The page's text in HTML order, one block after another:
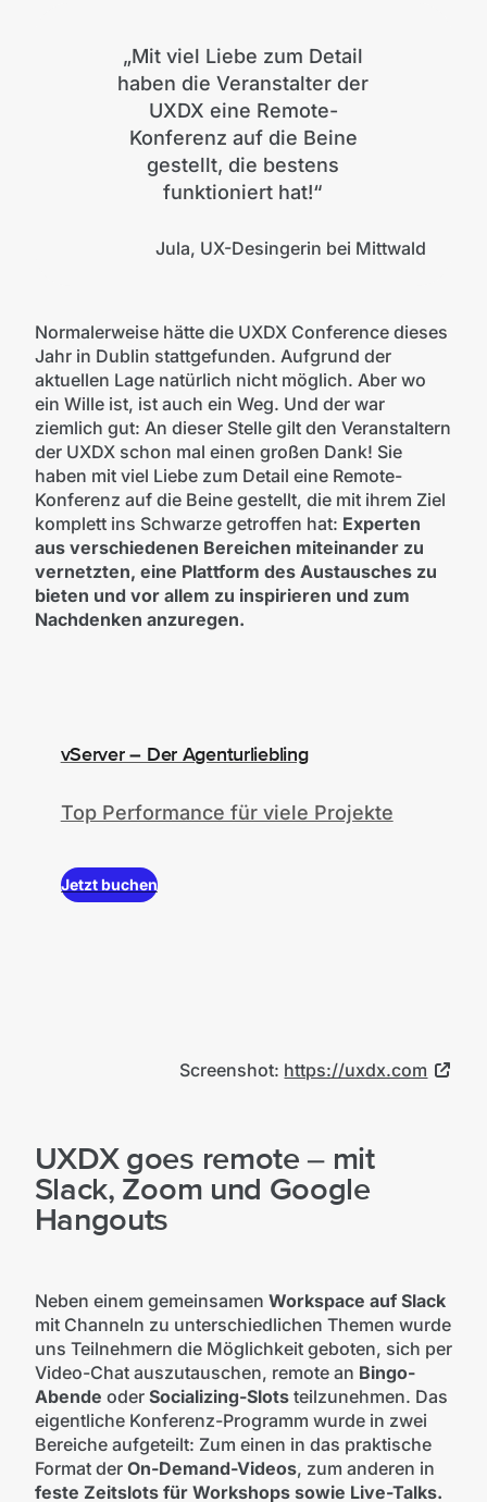
„Mit viel Liebe zum Detail
haben die Veranstalter der
UXDX eine Remote-
Konferenz auf die Beine
gestellt, die bestens
funktioniert hat!“
Jula, UX-Desingerin bei Mittwald
Normalerweise hätte die UXDX Conference dieses
Jahr in Dublin stattgefunden. Aufgrund der
aktuellen Lage natürlich nicht möglich. Aber wo
ein Wille ist, ist auch ein Weg. Und der war
ziemlich gut: An dieser Stelle gilt den Veranstaltern
der UXDX schon mal einen großen Dank! Sie
haben mit viel Liebe zum Detail eine Remote-
Konferenz auf die Beine gestellt, die mit ihrem Ziel
komplett ins Schwarze getroffen hat: Experten
aus verschiedenen Bereichen miteinander zu
vernetzten, eine Plattform des Austausches zu
bieten und vor allem zu inspirieren und zum
Nachdenken anzuregen.
vServer – Der Agenturliebling
Top Performance für viele Projekte
Jetzt buchen
Screenshot: https://uxdx.com
UXDX goes remote – mit
Slack, Zoom und Google
Hangouts
Neben einem gemeinsamen Workspace auf Slack
mit Channeln zu unterschiedlichen Themen wurde
uns Teilnehmern die Möglichkeit geboten, sich per
Video-Chat auszutauschen, remote an Bingo-
Abende oder Socializing-Slotsteilzunehmen. Das
eigentliche Konferenz-Programm wurde in zwei
Bereiche aufgeteilt: Zum einen in das praktische
Format der On-Demand-Videos, zum anderen in
feste Zeitslots für Workshops sowie Live-Talks.